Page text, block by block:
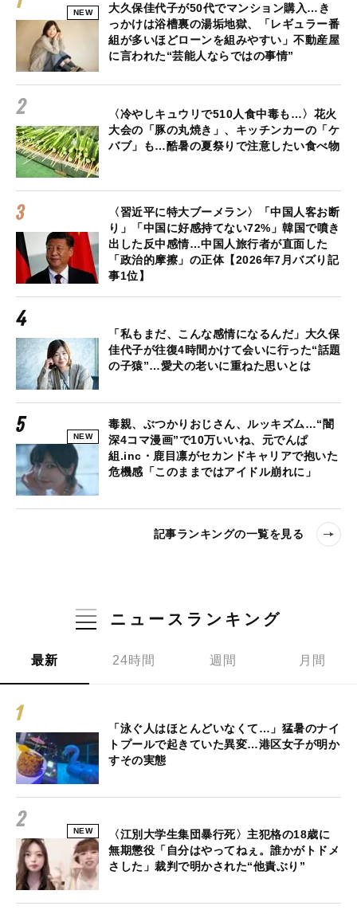
NEW
大久保佳代子が50代でマンション購入…き
っかけは浴槽裏の湯垢地獄、「レギュラー番
組が多いほどローンを組みやすい」不動産屋
に言われた“芸能人ならではの事情”
〈冷やしキュウリで510人食中毒も…〉花火
大会の「豚の丸焼き」、キッチンカーの「ケ
バブ」も…酷暑の夏祭りで注意したい食べ物
〈習近平に特大ブーメラン〉「中国人客お断
り」「中国に好感持てない72%」韓国で噴き
出した反中感情…中国人旅行者が直面した
「政治的摩擦」の正体【2026年7月バズり記
事1位】
「私もまだ、こんな感情になるんだ」大久保
佳代子が往復4時間かけて会いに行った“話題
の子猿”…愛犬の老いに重ねた思いとは
NEW
毒親、ぶつかりおじさん、ルッキズム…“闇
深4コマ漫画”で10万いいね、元でんぱ
組.inc・鹿目凛がセカンドキャリアで抱いた
危機感「このままではアイドル崩れに」
記事ランキングの一覧を見る
ニュースランキング
最新 24時間 週間 月間
「泳ぐ人はほとんどいなくて…」猛暑のナイ
トプールで起きていた異変…港区女子が明か
すその実態
NEW
〈江別大学生集団暴行死〉主犯格の18歳に
無期懲役「自分はやってねぇ。誰かがトドメ
さした」裁判で明かされた“他責ぶり”